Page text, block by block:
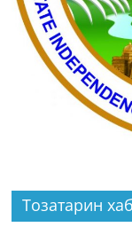
Тозатарин